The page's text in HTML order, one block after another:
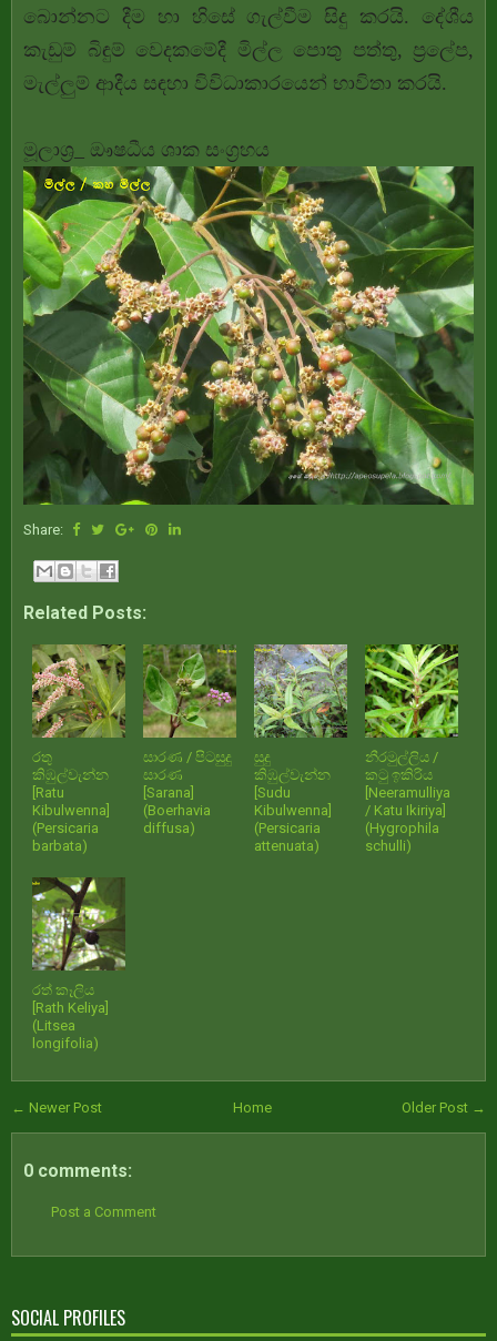
බොන්නට දීම හා හිසේ ගැල්වීම සිදු කරයි. දේශීය
කැඩුම් බිඳුම් වෙදකමේදී මිල්ල පොතු පත්තු, ප්‍රලේප,
මැල්ලුම් ආදීය සඳහා විවිධාකාරයෙන් භාවිතා කරයි.
මූලාශ්‍ර_ ඖෂධීය ශාක සංග්‍රහය
Share:
Related Posts:
රතු
කිඹුල්වැන්න
[Ratu
Kibulwenna]
(Persicaria
barbata)
සාරණ / පිටසුදු
සාරණ
[Sarana]
(Boerhavia
diffusa)
සුදු
කිඹුල්වැන්න
[Sudu
Kibulwenna]
(Persicaria
attenuata)
නීරමුල්ලිය /
කටු ඉකිරිය
[Neeramulliya
/ Katu Ikiriya]
(Hygrophila
schulli)
රත් කෑලිය
[Rath Keliya]
(Litsea
longifolia)
← Newer Post Older Post →
Home
0 comments:
Post a Comment
SOCIAL PROFILES